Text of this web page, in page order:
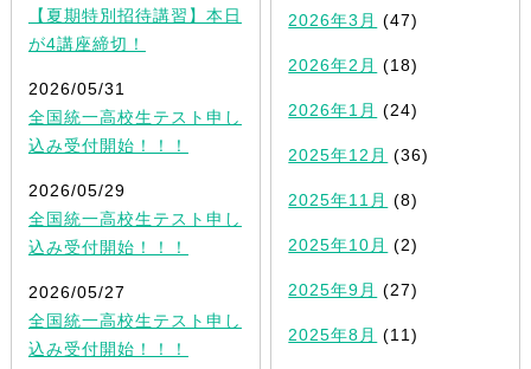
【夏期特別招待講習】本日
が4講座締切！
2026/05/31
全国統一高校生テスト申し
込み受付開始！！！
2026/05/29
全国統一高校生テスト申し
込み受付開始！！！
2026/05/27
全国統一高校生テスト申し
込み受付開始！！！
2026年3月 (47)
2026年2月 (18)
2026年1月 (24)
2025年12月 (36)
2025年11月 (8)
2025年10月 (2)
2025年9月 (27)
2025年8月 (11)